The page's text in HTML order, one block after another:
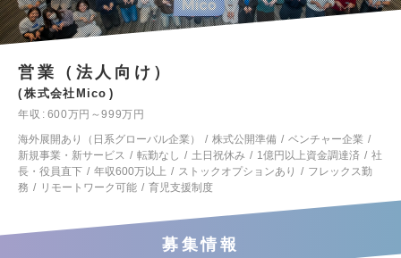
営業（法人向け）
株式会社Mico
年収
600万円～999万円
海外展開あり（日系グローバル企業）
株式公開準備
ベンチャー企業
新規事業・新サービス
転勤なし 土日祝休み 1億円以上資金調達済
社
長・役員直下
年収600万以上 ストックオプションあり
フレックス勤
務
リモートワーク可能 育児支援制度
募集情報